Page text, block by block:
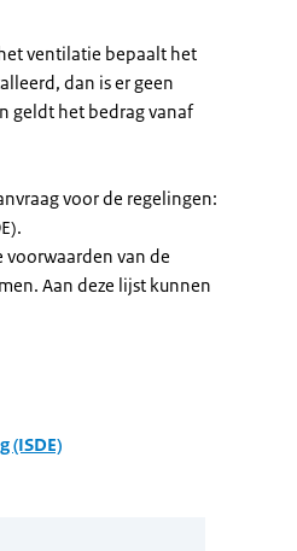
ventilatie bepaalt het
dan is er geen
geldt het bedrag vanaf
voor de regelingen:
voorwaarden van de
Aan deze lijst kunnen
(ISDE)